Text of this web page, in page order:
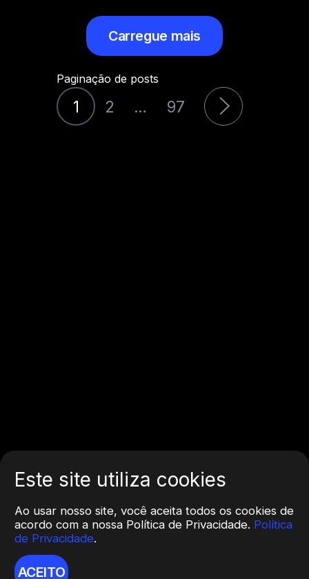
Este site utiliza cookies
Ao usar nosso site, você aceita todos os cookies de
acordo com a nossa Política de Privacidade. Política
de Privacidade.
ACEITO
Carregue mais
Paginação de posts
1 2 … 97